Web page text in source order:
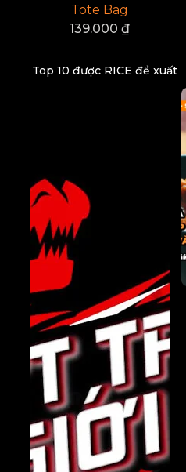
Tote Bag
139.000₫
Top 10 được RICE đề xuất